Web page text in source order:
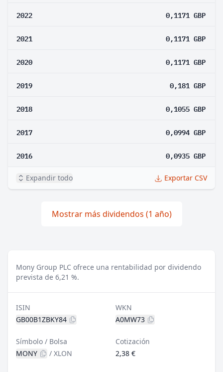
2022 0,1171 GBP
2021 0,1171 GBP
2020 0,1171 GBP
2019 0,181 GBP
2018 0,1055 GBP
2017 0,0994 GBP
2016 0,0935 GBP
Expandir todo Exportar CSV
Mostrar más dividendos (1 año)
Mony Group PLC ofrece una rentabilidad por dividendo
prevista de 6,21 %.
ISIN
GB00B1ZBKY84
WKN
A0MW73
Símbolo / Bolsa
MONY
/ XLON
Cotización
2,38 €